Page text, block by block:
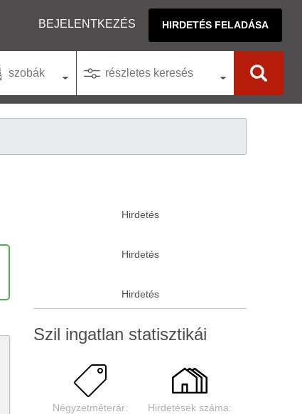
BEJELENTKEZÉS HIRDETÉS FELADÁSA
szobák részletes keresés
Szil ingatlan statisztikái
Négyzetméterár: Hirdetések száma: